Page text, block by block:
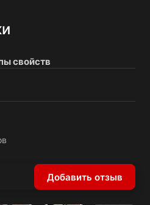
свойств
Добавить отзыв